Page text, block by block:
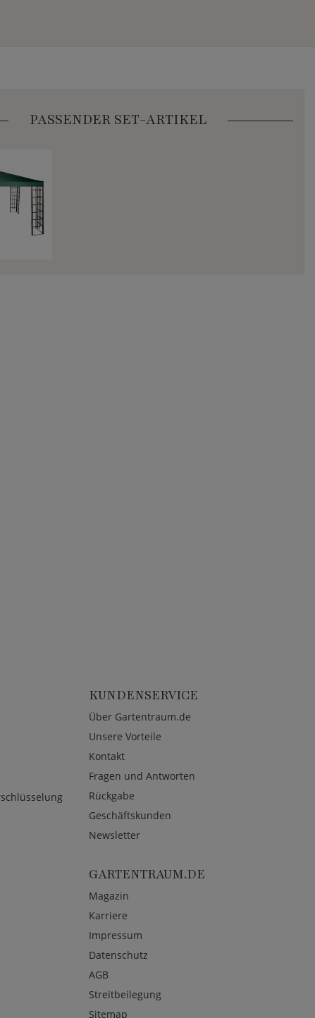
PASSENDER SET-ARTIKEL
KUNDENSERVICE
Über Gartentraum.de
Unsere Vorteile
Kontakt
Fragen und Antworten
Rückgabe
Geschäftskunden
Newsletter
GARTENTRAUM.DE
Magazin
Karriere
Impressum
Datenschutz
AGB
Streitbeilegung
Sitemap